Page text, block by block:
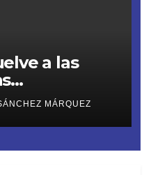
a las
del
la
MÁRQUEZ